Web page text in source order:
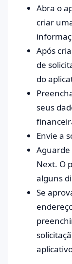
Abra o
criar
Após
de
do
seus
Envie a
Aguarde
Next. O
alguns
Se